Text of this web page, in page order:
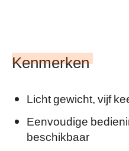
Kenmerken
Licht gewicht, vijf
Eenvoudige
beschikbaar